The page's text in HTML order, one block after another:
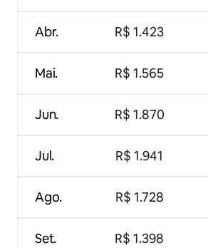
Abr.
Mai.
Jun.
Jul.
Ago.
Set.
R$ 1.423
R$ 1.565
R$ 1.870
R$ 1.941
R$ 1.728
R$ 1.398